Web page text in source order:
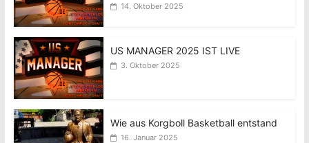
14. Oktober 2025
US MANAGER 2025 IST LIVE
3. Oktober 2025
Wie aus Korgboll Basketball entstand
16. Januar 2025